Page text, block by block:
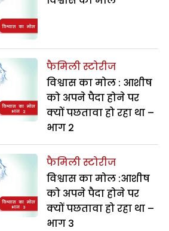
फैमिली स्टोरीज
विश्वास का मोल : आशीष
को अपने पैदा होने पर
क्यों पछतावा हो रहा था –
भाग 2
फैमिली स्टोरीज
विश्वास का मोल :आशीष
को अपने पैदा होने पर
क्यों पछतावा हो रहा था –
भाग 3